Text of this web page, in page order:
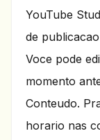
YouTube
de
Voce pode
momento
Conteudo.
horario nas